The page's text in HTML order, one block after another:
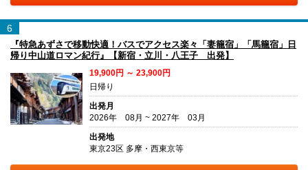
6
『特急あずさで移動快適！バスでアクセス楽々「妻籠宿」「馬籠宿」日
帰り中山道ロマン紀行』【新宿・立川・八王子 出発】
19,900円 ～ 23,900円
日帰り
出発月
2026年 08月 ~ 2027年 03月
出発地
東京23区 多摩・西東京等